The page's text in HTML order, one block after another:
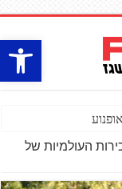
פתח
העולמיות של